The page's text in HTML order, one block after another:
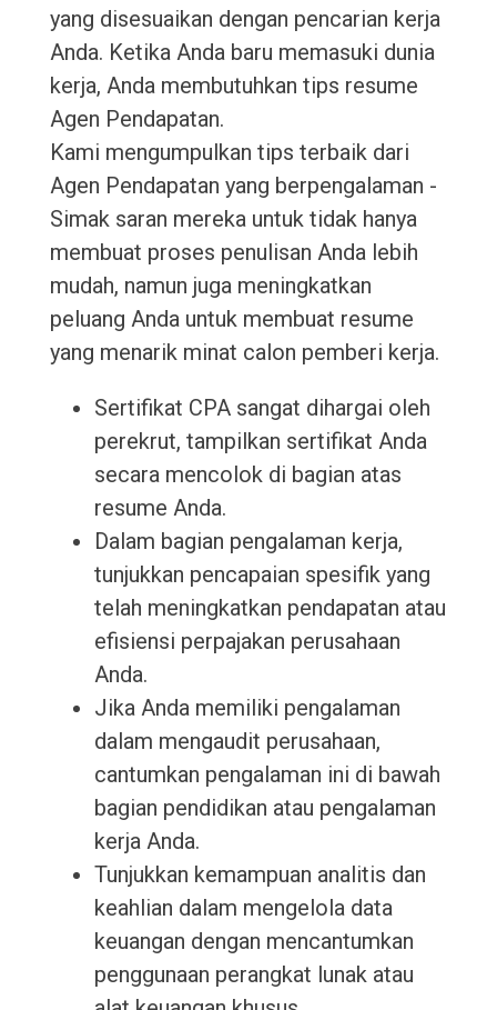
yang disesuaikan dengan pencarian kerja
Anda. Ketika Anda baru memasuki dunia
kerja, Anda membutuhkan tips resume
Agen Pendapatan.
Kami mengumpulkan tips terbaik dari
Agen Pendapatan yang berpengalaman -
Simak saran mereka untuk tidak hanya
membuat proses penulisan Anda lebih
mudah, namun juga meningkatkan
peluang Anda untuk membuat resume
yang menarik minat calon pemberi kerja.
Sertifikat CPA sangat dihargai oleh
perekrut, tampilkan sertifikat Anda
secara mencolok di bagian atas
resume Anda.
Dalam bagian pengalaman kerja,
tunjukkan pencapaian spesifik yang
telah meningkatkan pendapatan atau
efisiensi perpajakan perusahaan
Anda.
Jika Anda memiliki pengalaman
dalam mengaudit perusahaan,
cantumkan pengalaman ini di bawah
bagian pendidikan atau pengalaman
kerja Anda.
Tunjukkan kemampuan analitis dan
keahlian dalam mengelola data
keuangan dengan mencantumkan
penggunaan perangkat lunak atau